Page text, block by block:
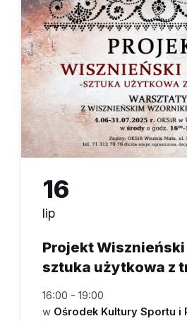
16
lip
Projekt Wisznieński
sztuka użytkowa z
16:00 - 19:00
w Ośrodek Kultury Sportu i